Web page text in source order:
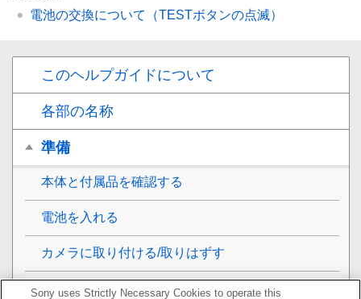
電池の交換について（TESTボタンの点滅）
このヘルプガイドについて
各部の名称
準備
本体と付属品を確認する
電池を入れる
カメラに取り付ける/取りはずす
ミニスタンドを取り付ける/取りはずす
Sony uses Strictly Necessary Cookies to operate this